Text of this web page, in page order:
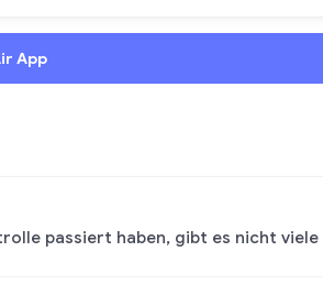
App
passiert haben, gibt es nicht